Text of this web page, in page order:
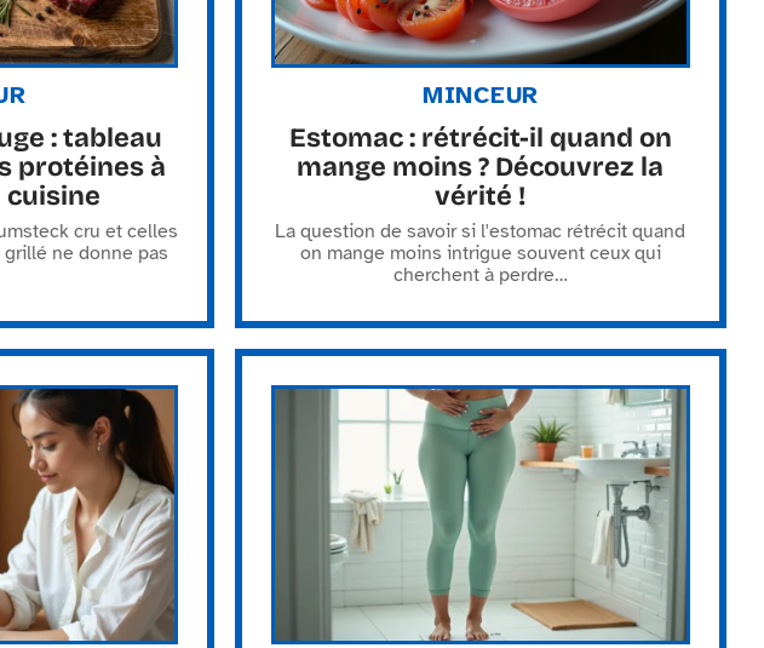
: tableau
protéines à
cru et celles
ne donne pas
MINCEUR
Estomac : rétrécit-il quand on
mange moins ? Découvrez la
vérité !
La question de savoir si l'estomac rétrécit quand
on mange moins intrigue souvent ceux qui
cherchent à perdre…